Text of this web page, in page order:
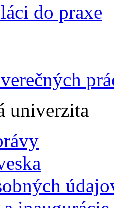
do praxe
univerzita